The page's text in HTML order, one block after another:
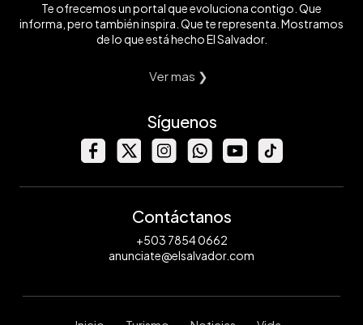
Te ofrecemos un portal que evoluciona contigo. Que
informa, pero también inspira. Que te representa. Mostramos
de lo que está hecho El Salvador.
Ver mas ❯
Síguenos
Contáctanos
+503 7854 0662
anunciate@elsalvador.com